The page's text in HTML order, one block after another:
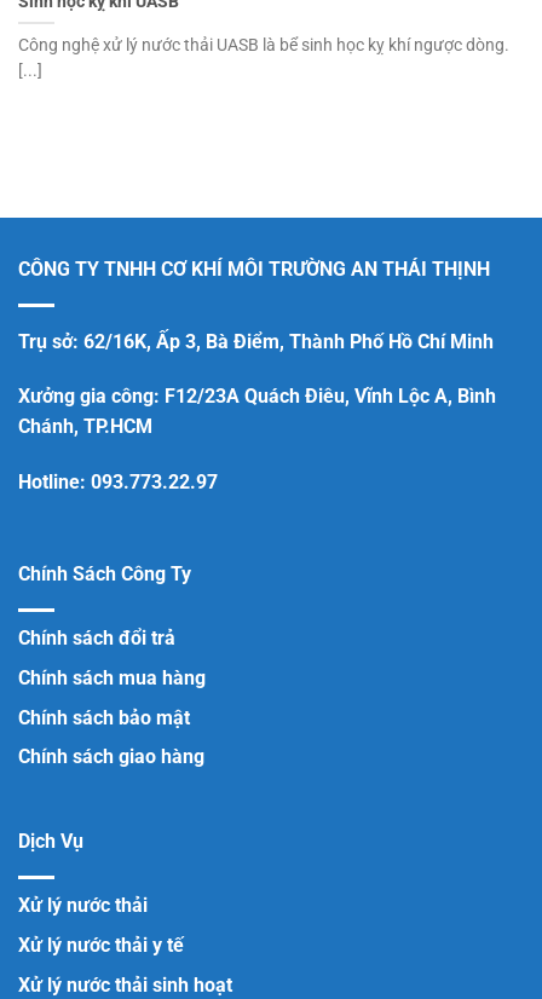
Công nghệ xử lý nước thải UASB là bể sinh học kỵ khí ngược dòng.
[...]
CÔNG TY TNHH CƠ KHÍ MÔI TRƯỜNG AN THÁI THỊNH
Trụ sở: 62/16K, Ấp 3, Bà Điểm, Thành Phố Hồ Chí Minh
Xưởng gia công: F12/23A Quách Điêu, Vĩnh Lộc A, Bình
Chánh, TP.HCM
Hotline: 093.773.22.97
Chính Sách Công Ty
Chính sách đổi trả
Chính sách mua hàng
Chính sách bảo mật
Chính sách giao hàng
Dịch Vụ
Xử lý nước thải
Xử lý nước thải y tế
Xử lý nước thải sinh hoạt